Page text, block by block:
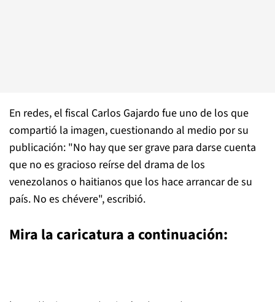
En redes, el fiscal Carlos Gajardo fue uno de los que
compartió la imagen, cuestionando al medio por su
publicación: "No hay que ser grave para darse cuenta
que no es gracioso reírse del drama de los
venezolanos o haitianos que los hace arrancar de su
país. No es chévere", escribió.
Mira la caricatura a continuación: